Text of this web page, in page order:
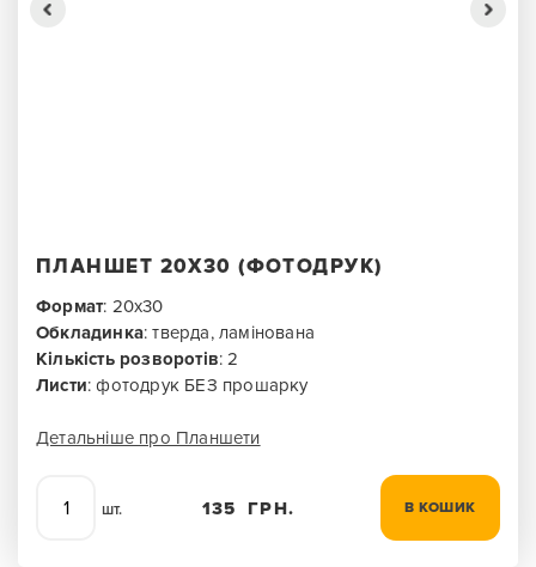
ПЛАНШЕТ 20X30 (ФОТОДРУК)
Формат: 20х30
Обкладинка: тверда, ламінована
Кількість розворотів: 2
Листи: фотодрук БЕЗ прошарку
Детальніше про Планшети
шт. 135 ГРН. В КОШИК